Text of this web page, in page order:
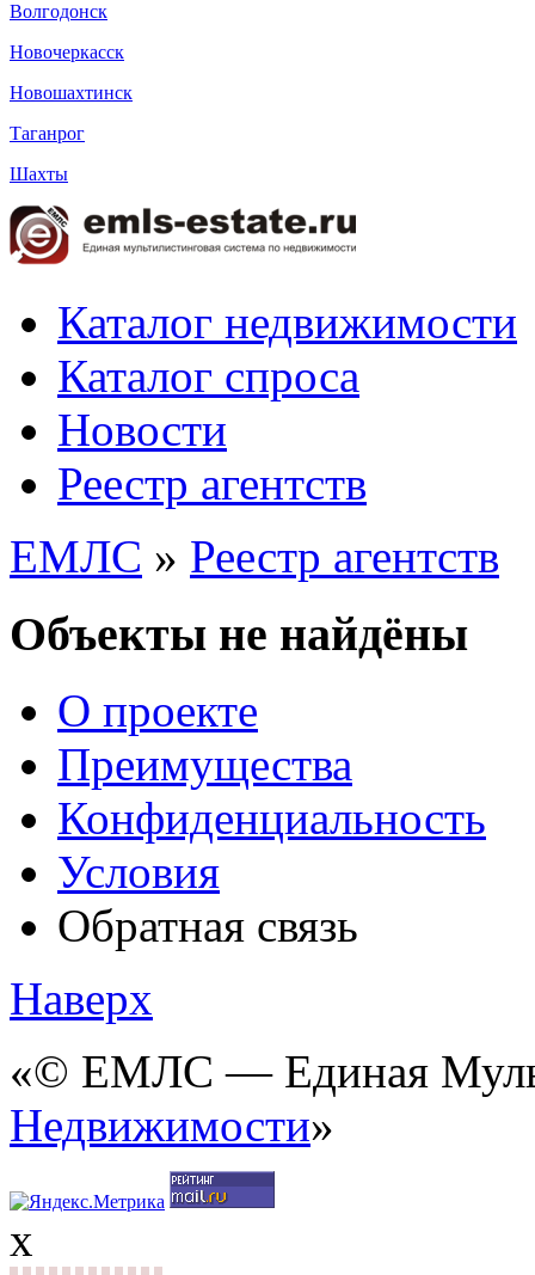
Волгодонск
Новочеркасск
Новошахтинск
Таганрог
Шахты
Каталог недвижимости
Каталог спроса
Новости
Реестр агентств
ЕМЛС » Реестр агентств
Объекты не найдёны
О проекте
Преимущества
Конфиденциальность
Условия
Обратная связь
Наверх
«© ЕМЛС — Единая
Недвижимости»
x